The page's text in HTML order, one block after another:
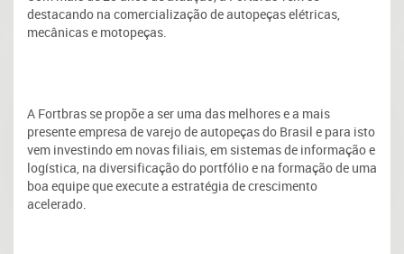
destacando na comercialização de autopeças elétricas,
mecânicas e motopeças.
A Fortbras se propõe a ser uma das melhores e a mais
presente empresa de varejo de autopeças do Brasil e para isto
vem investindo em novas filiais, em sistemas de informação e
logística, na diversificação do portfólio e na formação de uma
boa equipe que execute a estratégia de crescimento
acelerado.